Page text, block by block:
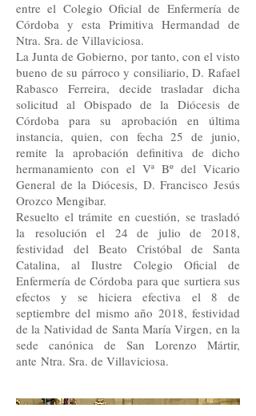
entre el Colegio Oficial de Enfermería de
Córdoba y esta Primitiva Hermandad de
Ntra. Sra. de Villaviciosa.
La Junta de Gobierno, por tanto, con el visto
bueno de su párroco y consiliario, D. Rafael
Rabasco Ferreira, decide trasladar dicha
solicitud al Obispado de la Diócesis de
Córdoba para su aprobación en última
instancia, quien, con fecha 25 de junio,
remite la aprobación definitiva de dicho
hermanamiento con el Vª Bº del Vicario
General de la Diócesis, D. Francisco Jesús
Orozco Mengibar.
Resuelto el trámite en cuestión, se trasladó
la resolución el 24 de julio de 2018,
festividad del Beato Cristóbal de Santa
Catalina, al Ilustre Colegio Oficial de
Enfermería de Córdoba para que surtiera sus
efectos y se hiciera efectiva el 8 de
septiembre del mismo año 2018, festividad
de la Natividad de Santa María Virgen, en la
sede canónica de San Lorenzo Mártir,
ante Ntra. Sra. de Villaviciosa.